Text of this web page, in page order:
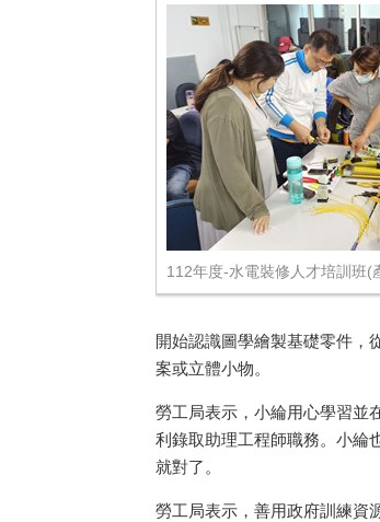
112年度-水電裝修人才培訓班(
開始認識圖學繪製基礎零件，
案或立體小物。
勞工局表示，小綸用心學習並
利錄取助理工程師職務。小綸
就對了。
勞工局表示，善用政府訓練資